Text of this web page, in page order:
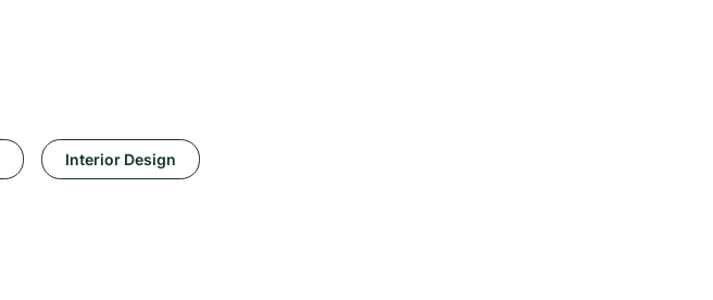
Interior Design